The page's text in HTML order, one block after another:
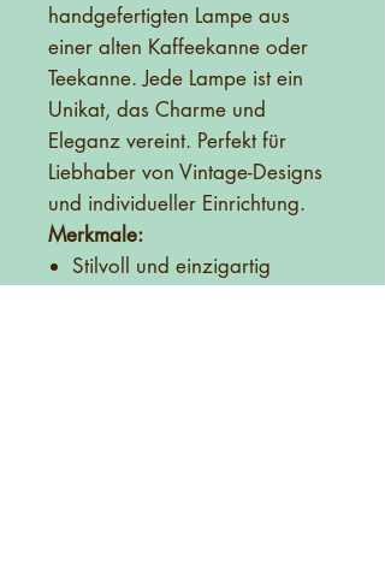
handgefertigten Lampe aus
einer alten Kaffeekanne oder
Teekanne. Jede Lampe ist ein
Unikat, das Charme und
Eleganz vereint. Perfekt für
Liebhaber von Vintage-Designs
und individueller Einrichtung.
Merkmale:
Stilvoll und einzigartig